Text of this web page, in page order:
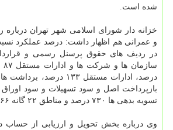
شده است.
خزانه دار شورای اسلامی شهر تهران درباره
و عمرانی هم اظهار داشت: درصد عملكرد
تسویه بدهی ها ۷۳۰ درصد و مناطق ۲۲ گانه ۶۶ درصد بوده است.
وی درباره بخش تحویل و ارزیابی از حساب